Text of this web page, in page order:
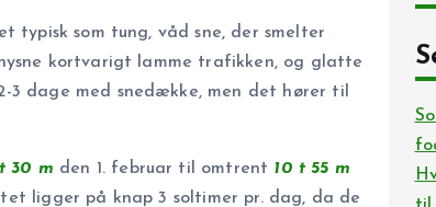
typisk som tung, våd sne, der smelter
kortvarigt lamme trafikken, og glatte
dage med snedække, men det hører til
30 m den 1. februar til omtrent 10 t 55 m
ligger på knap 3 soltimer pr. dag, da de